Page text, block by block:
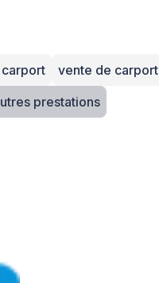
vente de carport
+ 18 autres prestations